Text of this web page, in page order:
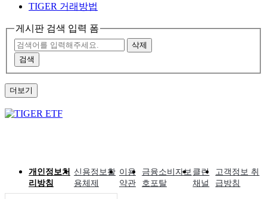
TIGER 거래방법
게시판 검색 입력 폼
삭제
검색
더보기
개인정보처
리방침
신용정보활
용체제
이용
약관
금융소비자보
호포탈
클린
채널
고객정보 취
급방침